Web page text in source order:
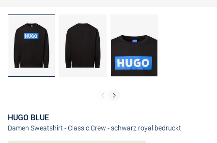
HUGO BLUE
Damen Sweatshirt - Classic Crew - schwarz royal bedruckt